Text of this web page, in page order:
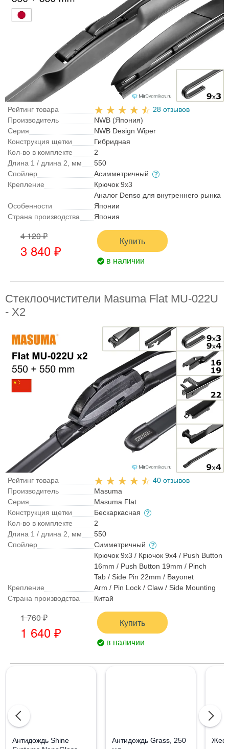
Рейтинг товара
28 отзывов
Производитель
NWB (Япония)
Серия
NWB Design Wiper
Конструкция щетки
Гибридная
Кол-во в комплекте
2
Длина 1 / длина 2, мм
550
Спойлер
Асимметричный
Крепление
Крючок 9x3
Особенности
Аналог Denso для внутреннего рынка
Японии
Страна производства
Япония
4 120 ₽
3 840 ₽
Купить
в наличии
Стеклоочистители Masuma Flat MU-022U
- X2
Рейтинг товара
40 отзывов
Производитель
Masuma
Серия
Masuma Flat
Конструкция щетки
Бескаркасная
Кол-во в комплекте
2
Длина 1 / длина 2, мм
550
Спойлер
Симметричный
Крепление
Крючок 9x3 / Крючок 9x4 / Push Button
16mm / Push Button 19mm / Pinch
Tab / Side Pin 22mm / Bayonet
Arm / Pin Lock / Claw / Side Mounting
Страна производства
Китай
1 760 ₽
1 640 ₽
Купить
в наличии
Aнтидождь Shine
Антидождь Grass, 250